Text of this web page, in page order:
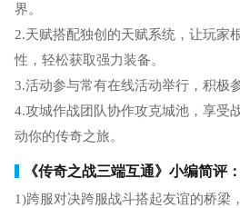
界。
2.天赋搭配独创的天赋系统，让玩家
性，轻松获取强力装备。
3.活动参与常有在线活动举行，积极
4.攻城作战团队协作攻克城池，享受
动你的传奇之旅。
《传奇之战三端互通》小编简评：
1)跨服对决跨服战斗搭起友谊的桥梁